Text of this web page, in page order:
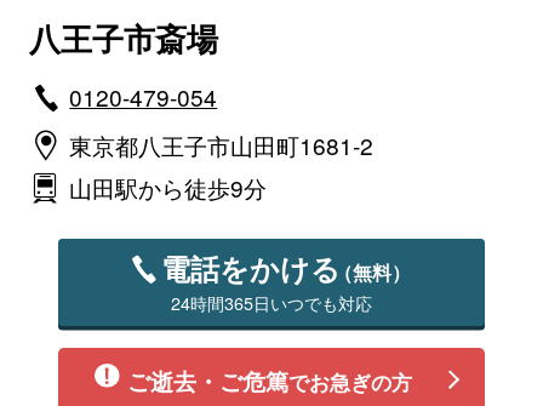
八王子市斎場
0120-479-054
東京都八王子市山田町1681-2
山田駅から徒歩9分
電話をかける（無料）
24時間365日いつでも対応
ご逝去・ご危篤でお急ぎの方